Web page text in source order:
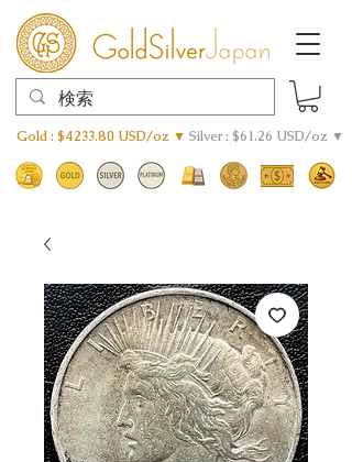
Gold : $4233.80 USD/oz ▼ Silver : $61.26 USD/oz ▼